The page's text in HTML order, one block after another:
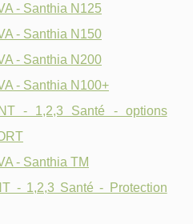
- Santhia N125
- Santhia N150
- Santhia N200
- Santhia N100+
- 1,2,3 Santé - options
- Santhia TM
- 1,2,3 Santé - Protection